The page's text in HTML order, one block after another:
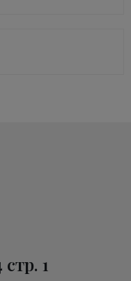
1